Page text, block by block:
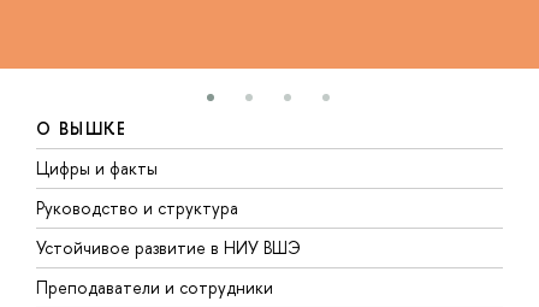
О ВЫШКЕ
Цифры и факты
Руководство и структура
Устойчивое развитие в НИУ ВШЭ
Преподаватели и сотрудники